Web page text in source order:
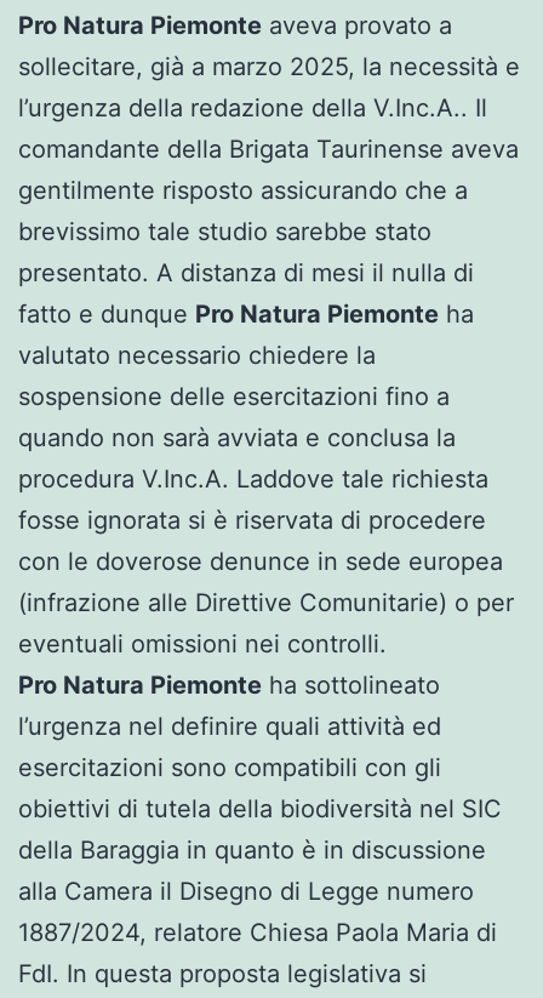
Pro Natura Piemonte aveva provato a
sollecitare, già a marzo 2025, la necessità e
l’urgenza della redazione della V.Inc.A.. Il
comandante della Brigata Taurinense aveva
gentilmente risposto assicurando che a
brevissimo tale studio sarebbe stato
presentato. A distanza di mesi il nulla di
fatto e dunque Pro Natura Piemonte ha
valutato necessario chiedere la
sospensione delle esercitazioni fino a
quando non sarà avviata e conclusa la
procedura V.Inc.A. Laddove tale richiesta
fosse ignorata si è riservata di procedere
con le doverose denunce in sede europea
(infrazione alle Direttive Comunitarie) o per
eventuali omissioni nei controlli.
Pro Natura Piemonte ha sottolineato
l’urgenza nel definire quali attività ed
esercitazioni sono compatibili con gli
obiettivi di tutela della biodiversità nel SIC
della Baraggia in quanto è in discussione
alla Camera il Disegno di Legge numero
1887/2024, relatore Chiesa Paola Maria di
FdI. In questa proposta legislativa si